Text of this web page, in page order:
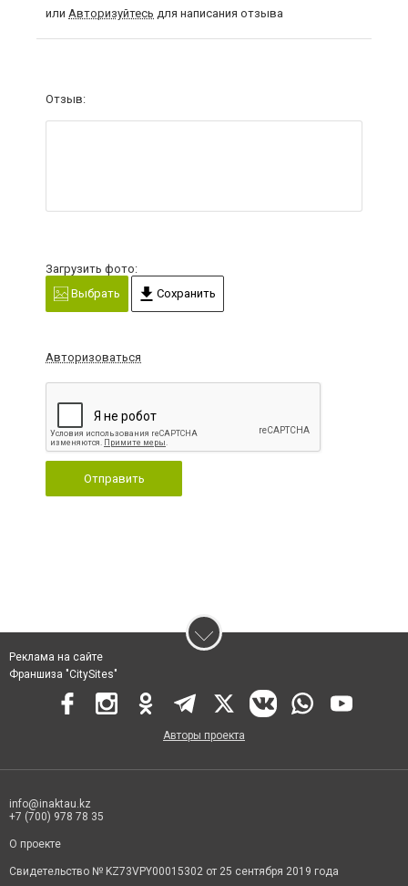
или Авторизуйтесь для написания отзыва
Отзыв:
Загрузить фото:
Выбрать
Сохранить
Авторизоваться
Отправить
Реклама на сайте
Франшиза "CitySites"
Авторы проекта
info@inaktau.kz
+7 (700) 978 78 35
О проекте
Свидетельство № KZ73VPY00015302 от 25 сентября 2019 года